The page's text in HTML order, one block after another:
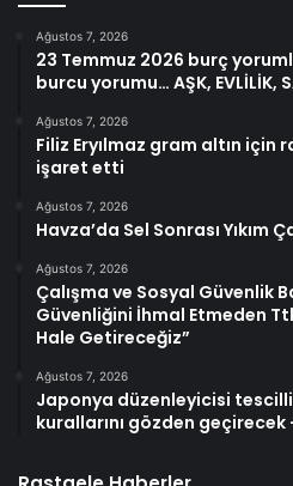
Ağustos 7, 2026
23 Temmuz 2026 burç
burcu yorumu… AŞK, EVLİLİK,
Ağustos 7, 2026
Filiz Eryılmaz gram altın için
işaret etti
Ağustos 7, 2026
Havza’da Sel Sonrası Yıkım
Ağustos 7, 2026
Çalışma ve Sosyal Güvenlik
Güvenliğini İhmal Etmeden
Hale Getireceğiz”
Ağustos 7, 2026
Japonya düzenleyicisi
kurallarını gözden geçirecek